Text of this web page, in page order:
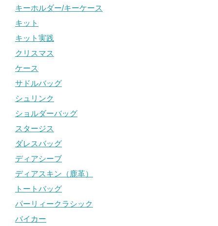
キーホルダー/キーケース
キット
キット実践
クリスマス
ケース
サドルバッグ
シュリンク
ショルダーバッグ
スタージス
ダレスバッグ
ディアシーブ
ディアスキン（鹿革）
トートバッグ
パーリィークラシック
バイカー